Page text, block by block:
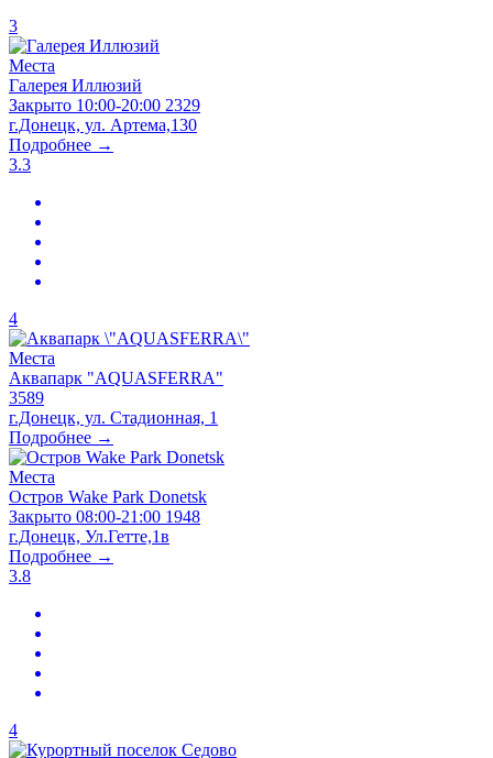
3
Места
Галерея Иллюзий
Закрыто 10:00-20:00 2329
г.Донецк, ул. Артема,130
Подробнее →
3.3
4
Места
Аквапарк "AQUASFERRA"
3589
г.Донецк, ул. Стадионная, 1
Подробнее →
Места
Остров Wake Park Donetsk
Закрыто 08:00-21:00 1948
г.Донецк, Ул.Гетте,1в
Подробнее →
3.8
4